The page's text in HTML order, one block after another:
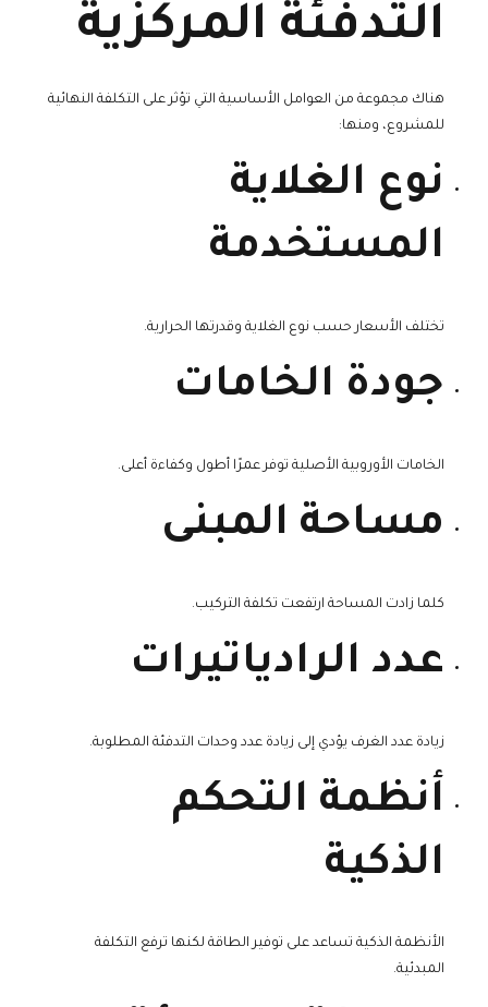
التدفئة المركزية
هناك مجموعة من العوامل الأساسية التي تؤثر على التكلفة النهائية
للمشروع، ومنها:
نوع الغلاية
المستخدمة
تختلف الأسعار حسب نوع الغلاية وقدرتها الحرارية.
جودة الخامات
الخامات الأوروبية الأصلية توفر عمرًا أطول وكفاءة أعلى.
مساحة المبنى
كلما زادت المساحة ارتفعت تكلفة التركيب.
عدد الرادياتيرات
زيادة عدد الغرف يؤدي إلى زيادة عدد وحدات التدفئة المطلوبة.
أنظمة التحكم
الذكية
الأنظمة الذكية تساعد على توفير الطاقة لكنها ترفع التكلفة
المبدئية.